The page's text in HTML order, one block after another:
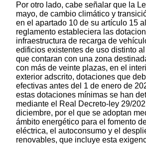
Por otro lado, cabe señalar que la
mayo, de cambio climático y
en el apartado 10 de su artículo 15
reglamento estableciera las
infraestructura de recarga de
edificios existentes de uso distinto
que contaran con una zona
con más de veinte plazas, en el
exterior adscrito, dotaciones que
efectivas antes del 1 de enero de
estas dotaciones mínimas se han
mediante el Real Decreto-ley 29/
diciembre, por el que se adoptan
ámbito energético para el fomento
eléctrica, el autoconsumo y el
renovables, que incluye esta